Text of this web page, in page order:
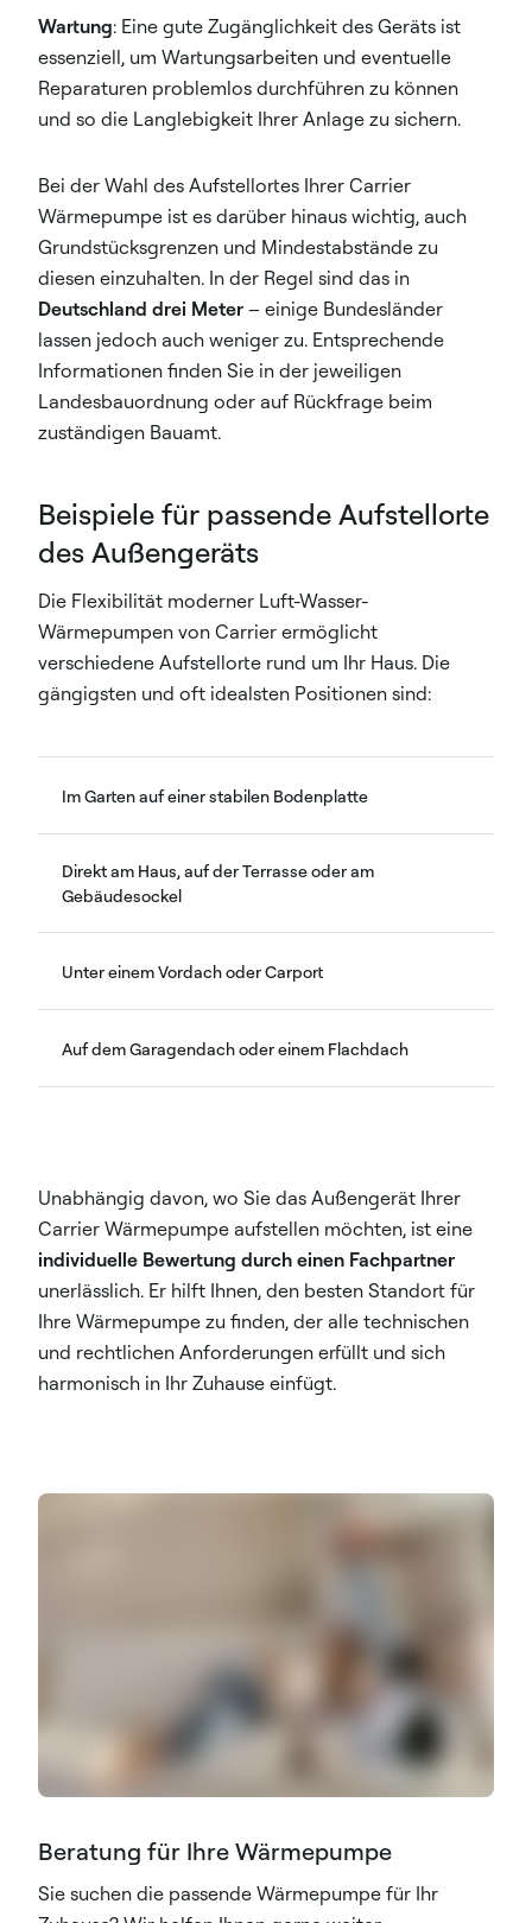
Wartung: Eine gute Zugänglichkeit des Geräts ist
essenziell, um Wartungsarbeiten und eventuelle
Reparaturen problemlos durchführen zu können
und so die Langlebigkeit Ihrer Anlage zu sichern.
Bei der Wahl des Aufstellortes Ihrer Carrier
Wärmepumpe ist es darüber hinaus wichtig, auch
Grundstücksgrenzen und Mindestabstände zu
diesen einzuhalten. In der Regel sind das in
Deutschland drei Meter – einige Bundesländer
lassen jedoch auch weniger zu. Entsprechende
Informationen finden Sie in der jeweiligen
Landesbauordnung oder auf Rückfrage beim
zuständigen Bauamt.
Beispiele für passende Aufstellorte
des Außengeräts
Die Flexibilität moderner Luft-Wasser-
Wärmepumpen von Carrier ermöglicht
verschiedene Aufstellorte rund um Ihr Haus. Die
gängigsten und oft idealsten Positionen sind:
Im Garten auf einer stabilen Bodenplatte
Direkt am Haus, auf der Terrasse oder am
Gebäudesockel
Unter einem Vordach oder Carport
Auf dem Garagendach oder einem Flachdach
Unabhängig davon, wo Sie das Außengerät Ihrer
Carrier Wärmepumpe aufstellen möchten, ist eine
individuelle Bewertung durch einen Fachpartner
unerlässlich. Er hilft Ihnen, den besten Standort für
Ihre Wärmepumpe zu finden, der alle technischen
und rechtlichen Anforderungen erfüllt und sich
harmonisch in Ihr Zuhause einfügt.
Beratung für Ihre Wärmepumpe
Sie suchen die passende Wärmepumpe für Ihr